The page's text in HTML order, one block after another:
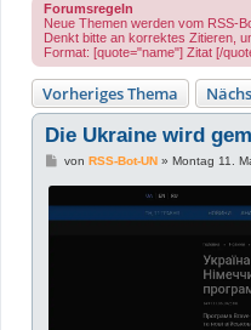
Forumsregeln
Neue Themen werden vom RSS-
Denkt bitte an korrektes Zitieren,
Format: [quote="name"] Zitat [/
Vorheriges Thema
Die Ukraine wird
B
i
t
r
von RSS-Bot-UN» Montag 11.